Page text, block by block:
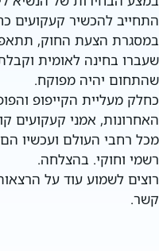
התחייב להכשיר קעקועים
במסגרת הצעת החוק,
שעברו בחינה לאומית
שהתחום יהיה מפוקח.
כחלק מעליית הקייפופ
האחרונות, אמני קעקועים
מכל רחבי העולם ועכשיו
רשמי וחוקי. בהצלחה.
רוצים לשמוע עוד על
קשר.